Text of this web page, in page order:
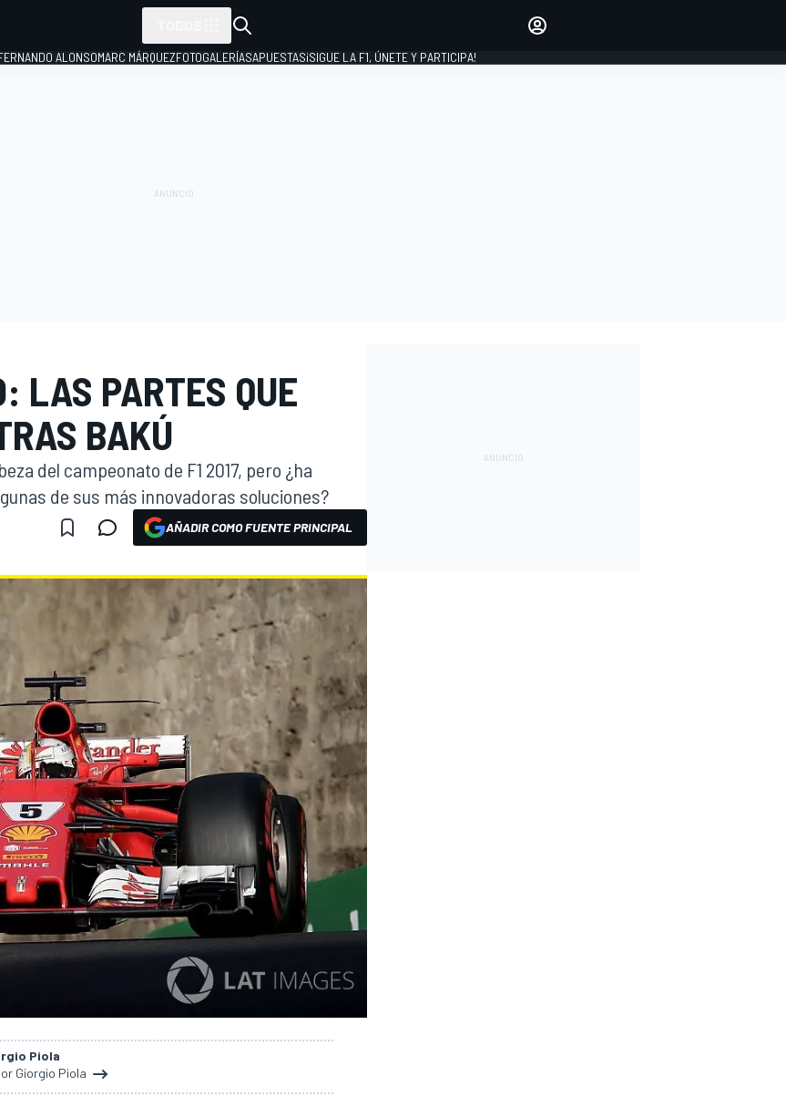
ALONSOMARC MÁRQUEZFOTOGALERÍASAPUESTAS¡SIGUE LA F1, ÚNETE Y PARTICIPA!
LAS PARTES QUE
BAKÚ
del campeonato de F1 2017, pero ¿ha
de sus más innovadoras soluciones?
AÑADIR COMO FUENTE PRINCIPAL
Piola
Giorgio Piola